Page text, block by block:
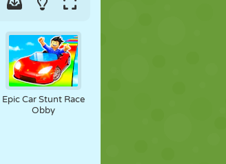
Epic Car Stunt Race
Obby